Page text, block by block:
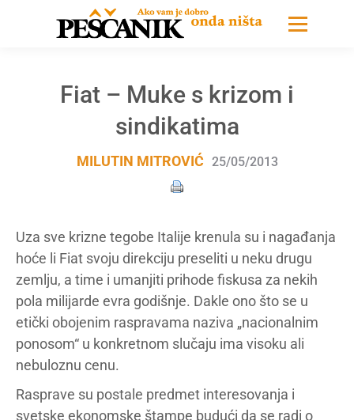
Fiat – Muke s krizom i
sindikatima
MILUTIN MITROVIĆ 25/05/2013
Uza sve krizne tegobe Italije krenula su i nagađanja
hoće li Fiat svoju direkciju preseliti u neku drugu
zemlju, a time i umanjiti prihode fiskusa za nekih
pola milijarde evra godišnje. Dakle ono što se u
etički obojenim raspravama naziva „nacionalnim
ponosom“ u konkretnom slučaju ima visoku ali
nebuloznu cenu.
Rasprave su postale predmet interesovanja i
svetske ekonomske štampe budući da se radi o